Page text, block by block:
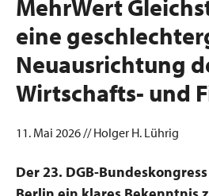
MehrWert
eine
Neuausrichtung
Wirtschafts- und
11. Mai 2026 // Holger H. Lührig
Der 23. DGB-